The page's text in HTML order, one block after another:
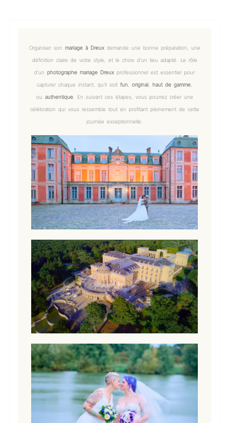
Organiser son mariage à Dreuxdemande une bonne préparation, une
définition claire de votre style, et le choix d’un lieu adapté. Le rôle
d’un photographe mariage Dreux professionnel est essentiel pour
capturer chaque instant, qu’il soit fun, original, haut de gamme,
ou authentique. En suivant ces étapes, vous pourrez créer une
célébration qui vous ressemble tout en profitant pleinement de cette
journée exceptionnelle.